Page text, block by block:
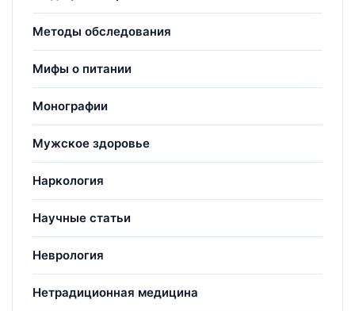
Методы обследования
Мифы о питании
Монографии
Мужское здоровье
Наркология
Научные статьи
Неврология
Нетрадиционная медицина